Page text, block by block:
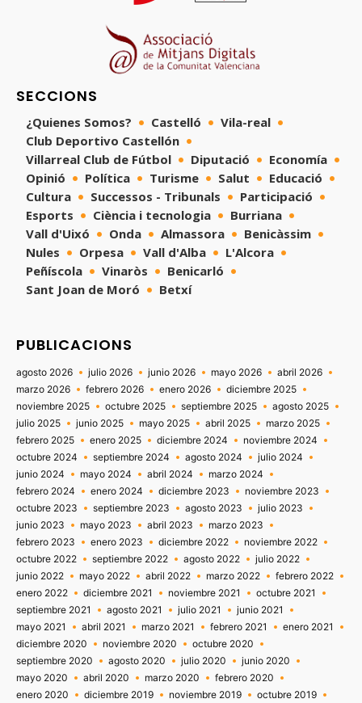
SECCIONS
¿Quienes Somos? Castelló
Vila-real
Club Deportivo Castellón
Villarreal Club de Fútbol
Diputació
Economía
Opinió
Política Turisme Salut
Educació
Cultura
Successos - Tribunals
Participació
Esports
Ciència i tecnologia
Burriana
Vall d'Uixó
Onda Almassora
Benicàssim
Nules
Orpesa Vall d'Alba
L'Alcora
Peñíscola
Vinaròs
Benicarló
Sant Joan de Moró
Betxí
PUBLICACIONS
agosto 2026 julio 2026 junio 2026 mayo 2026
abril 2026
marzo 2026
febrero 2026 enero 2026
diciembre 2025
noviembre 2025
octubre 2025 septiembre 2025
agosto 2025
julio 2025
junio 2025 mayo 2025 abril 2025
marzo 2025
febrero 2025
enero 2025 diciembre 2024
noviembre 2024
octubre 2024
septiembre 2024 agosto 2024
julio 2024
junio 2024
mayo 2024 abril 2024
marzo 2024
febrero 2024
enero 2024 diciembre 2023
noviembre 2023
octubre 2023
septiembre 2023 agosto 2023
julio 2023
junio 2023
mayo 2023 abril 2023
marzo 2023
febrero 2023
enero 2023 diciembre 2022
noviembre 2022
octubre 2022
septiembre 2022 agosto 2022
julio 2022
junio 2022
mayo 2022 abril 2022 marzo 2022
febrero 2022
enero 2022
diciembre 2021 noviembre 2021
octubre 2021
septiembre 2021
agosto 2021 julio 2021
junio 2021
mayo 2021
abril 2021 marzo 2021 febrero 2021
enero 2021
diciembre 2020
noviembre 2020
octubre 2020
septiembre 2020
agosto 2020 julio 2020
junio 2020
mayo 2020
abril 2020 marzo 2020
febrero 2020
enero 2020
diciembre 2019 noviembre 2019
octubre 2019